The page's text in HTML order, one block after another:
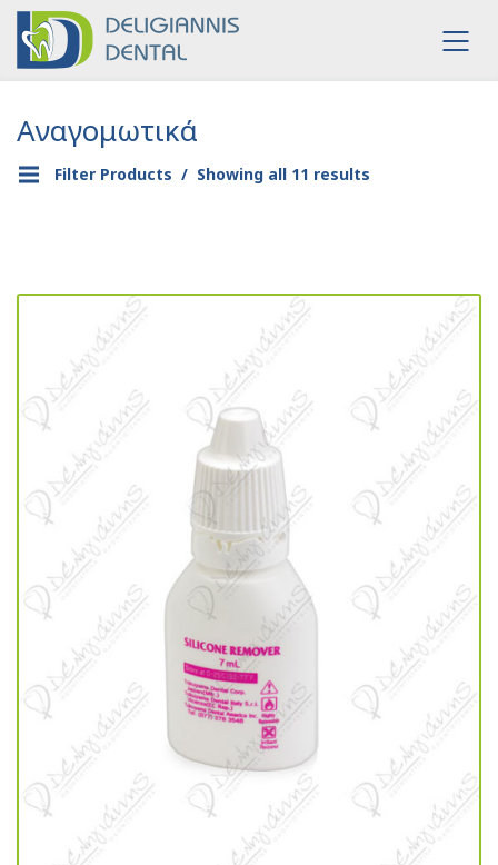
Αναγομωτικά
Filter Products Showing all 11 results